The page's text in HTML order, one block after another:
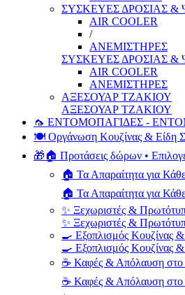
ΣΥΣΚΕΥΕΣ ΔΡΟΣΙΑΣ &
AIR COOLER
/
ΑΝΕΜΙΣΤΗΡΕΣ
ΣΥΣΚΕΥΕΣ ΔΡΟΣΙΑΣ &
AIR COOLER
ΑΝΕΜΙΣΤΗΡΕΣ
ΑΞΕΣΟΥΑΡ ΤΖΑΚΙΟΥ
ΑΞΕΣΟΥΑΡ ΤΖΑΚΙΟΥ
🦟 ΕΝΤΟΜΟΠΑΓΙΔΕΣ -
🍽️ Οργάνωση Κουζίνας & Είδη
🎁🏠 Προτάσεις δώρων •
🏠 Τα Απαραίτητα για Κάθε
🏠 Τα Απαραίτητα για Κάθε
✨ Ξεχωριστές &
✨ Ξεχωριστές &
🍳 Εξοπλισμός Κουζίνας
🍳 Εξοπλισμός Κουζίνας
☕ Καφές & Απόλαυση στο
☕ Καφές & Απόλαυση στο